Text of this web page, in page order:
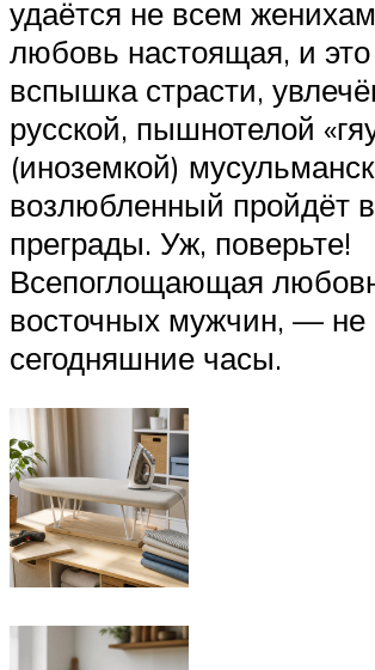
удаётся не всем
любовь настоящая, и
вспышка страсти,
русской, пышнотелой
(иноземкой)
возлюбленный пройдёт
преграды. Уж, поверьте!
Всепоглощающая
восточных мужчин, —
сегодняшние часы.